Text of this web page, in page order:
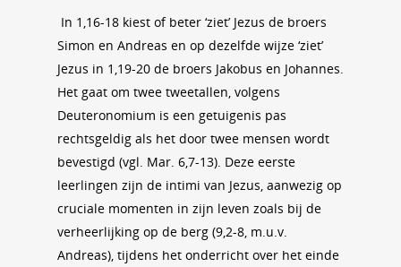
In 1,16-18 kiest of beter ‘ziet’ Jezus de broers
Simon en Andreas en op dezelfde wijze ‘ziet’
Jezus in 1,19-20 de broers Jakobus en Johannes.
Het gaat om twee tweetallen, volgens
Deuteronomium is een getuigenis pas
rechtsgeldig als het door twee mensen wordt
bevestigd (vgl. Mar. 6,7-13). Deze eerste
leerlingen zijn de intimi van Jezus, aanwezig op
cruciale momenten in zijn leven zoals bij de
verheerlijking op de berg (9,2-8, m.u.v.
Andreas), tijdens het onderricht over het einde